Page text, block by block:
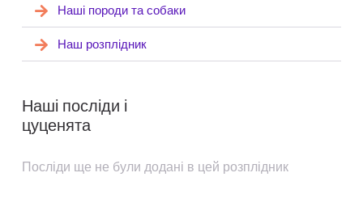
Наші породи та собаки
Наш розплідник
Наші посліди і
цуценята
Посліди ще не були додані в цей розплідник